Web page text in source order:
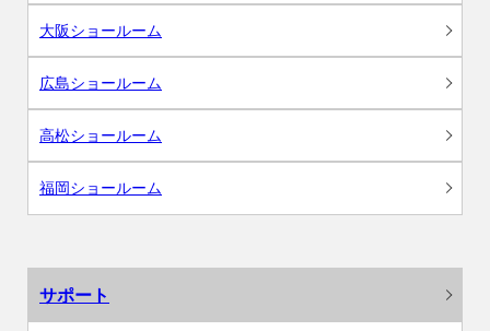
大阪ショールーム
広島ショールーム
高松ショールーム
福岡ショールーム
サポート